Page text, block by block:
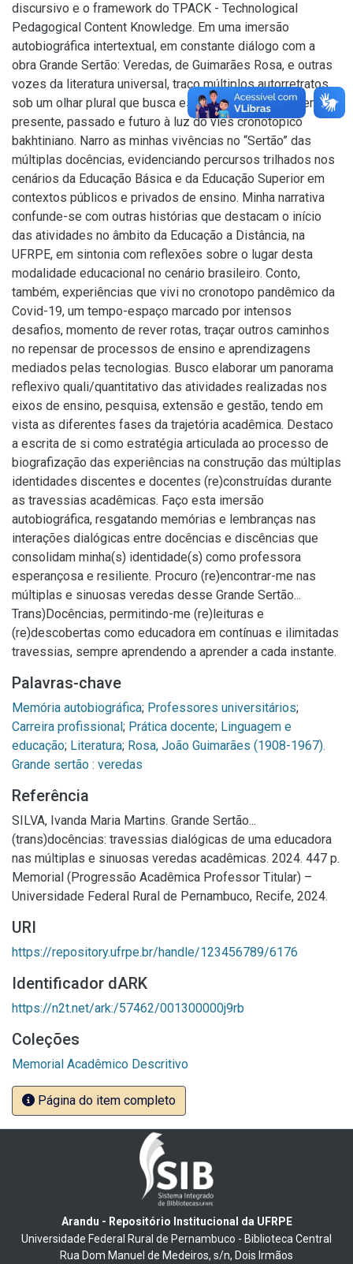
discursivo e o framework do TPACK - Technological
Pedagogical Content Knowledge. Em uma imersão
autobiográfica intertextual, em constante diálogo com a
obra Grande Sertão: Veredas, de Guimarães Rosa, e outras
vozes da literatura universal, traço múltiplos autorretratos,
sob um olhar plural que busca estreitar as conexões entre
presente, passado e futuro à luz do viés cronotópico
bakhtiniano. Narro as minhas vivências no “Sertão” das
múltiplas docências, evidenciando percursos trilhados nos
cenários da Educação Básica e da Educação Superior em
contextos públicos e privados de ensino. Minha narrativa
confunde-se com outras histórias que destacam o início
das atividades no âmbito da Educação a Distância, na
UFRPE, em sintonia com reflexões sobre o lugar desta
modalidade educacional no cenário brasileiro. Conto,
também, experiências que vivi no cronotopo pandêmico da
Covid-19, um tempo-espaço marcado por intensos
desafios, momento de rever rotas, traçar outros caminhos
no repensar de processos de ensino e aprendizagens
mediados pelas tecnologias. Busco elaborar um panorama
reflexivo quali/quantitativo das atividades realizadas nos
eixos de ensino, pesquisa, extensão e gestão, tendo em
vista as diferentes fases da trajetória acadêmica. Destaco
a escrita de si como estratégia articulada ao processo de
biografização das experiências na construção das múltiplas
identidades discentes e docentes (re)construídas durante
as travessias acadêmicas. Faço esta imersão
autobiográfica, resgatando memórias e lembranças nas
interações dialógicas entre docências e discências que
consolidam minha(s) identidade(s) como professora
esperançosa e resiliente. Procuro (re)encontrar-me nas
múltiplas e sinuosas veredas desse Grande Sertão...
Trans)Docências, permitindo-me (re)leituras e
(re)descobertas como educadora em contínuas e ilimitadas
travessias, sempre aprendendo a aprender a cada instante.
Palavras-chave
Memória autobiográfica; Professores universitários;
Carreira profissional; Prática docente; Linguagem e
educação; Literatura; Rosa, João Guimarães (1908-1967).
Grande sertão : veredas
Referência
SILVA, Ivanda Maria Martins. Grande Sertão...
(trans)docências: travessias dialógicas de uma educadora
nas múltiplas e sinuosas veredas acadêmicas. 2024. 447 p.
Memorial (Progressão Acadêmica Professor Titular) –
Universidade Federal Rural de Pernambuco, Recife, 2024.
URI
https://repository.ufrpe.br/handle/123456789/6176
Identificador dARK
https://n2t.net/ark:/57462/001300000j9rb
Coleções
Memorial Acadêmico Descritivo
Página do item completo
Arandu - Repositório Institucional da UFRPE
Universidade Federal Rural de Pernambuco - Biblioteca Central
Rua Dom Manuel de Medeiros, s/n, Dois Irmãos